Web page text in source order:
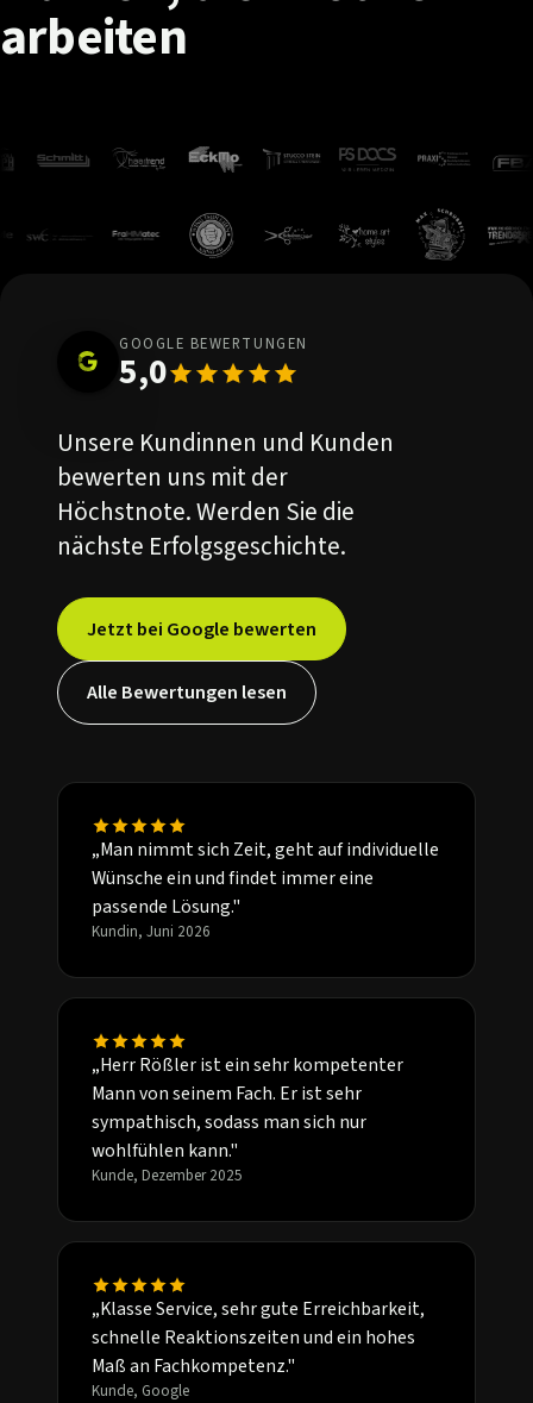
arbeiten
GOOGLE BEWERTUNGEN
5,0
Unsere Kundinnen und Kunden
bewerten uns mit der
Höchstnote. Werden Sie die
nächste Erfolgsgeschichte.
Jetzt bei Google bewerten
Alle Bewertungen lesen
„Man nimmt sich Zeit, geht auf individuelle
Wünsche ein und findet immer eine
passende Lösung."
Kundin, Juni 2026
„Herr Rößler ist ein sehr kompetenter
Mann von seinem Fach. Er ist sehr
sympathisch, sodass man sich nur
wohlfühlen kann."
Kunde, Dezember 2025
„Klasse Service, sehr gute Erreichbarkeit,
schnelle Reaktionszeiten und ein hohes
Maß an Fachkompetenz."
Kunde, Google